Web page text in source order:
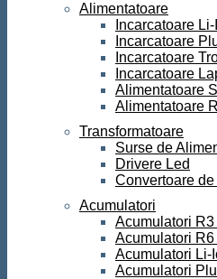
Alimentatoare
Incarcatoare Li-
Incarcatoare
Incarcatoare
Incarcatoare
Alimentatoare
Alimentatoare
Transformatoare
Surse de
Drivere Led
Convertoare
Acumulatori
Acumulatori R3
Acumulatori R6
Acumulatori Li-
Acumulatori